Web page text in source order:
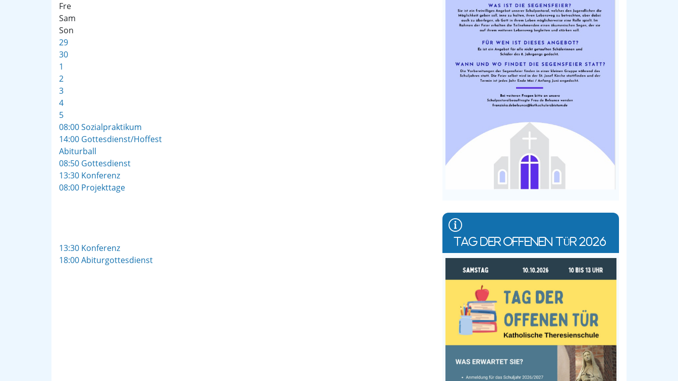
Fre
Sam
Son
29
30
1
2
3
4
5
08:00 Sozialpraktikum
14:00 Gottesdienst/Hoffest
Abiturball
08:50 Gottesdienst
13:30 Konferenz
08:00 Projekttage
13:30 Konferenz
18:00 Abiturgottesdienst
TAG DER OFFENEN TÜR 2026